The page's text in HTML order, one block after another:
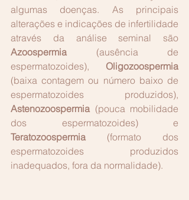
algumas doenças. As principais
alterações e indicações de infertilidade
Azoospermia (ausência de
espermatozoides), Oligozoospermia
(baixa contagem ou número baixo de
Astenozoospermia (pouca mobilidade
Teratozoospermia (formato dos
espermatozoides produzidos
inadequados, fora da normalidade).